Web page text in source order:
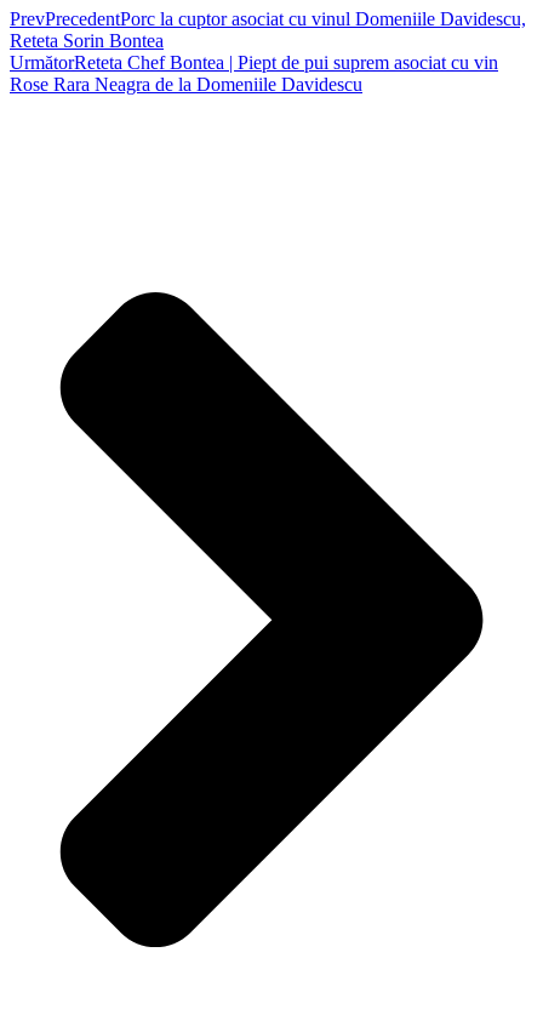
PrevPrecedentPorc la cuptor asociat cu vinul Domeniile Davidescu,
Reteta Sorin Bontea
UrmătorReteta Chef Bontea | Piept de pui suprem asociat cu vin
Rose Rara Neagra de la Domeniile Davidescu